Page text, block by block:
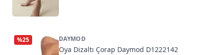
%25 DAYMOD
Oya Dizaltı Çorap Daymod D1222142